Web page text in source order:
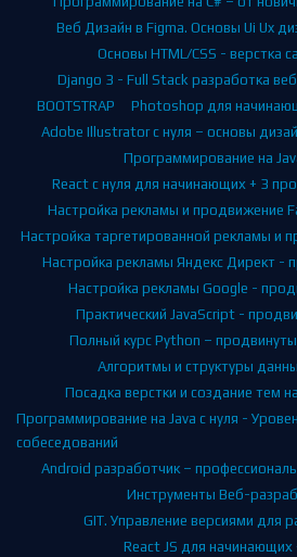
Веб Дизайн в Figma. Основы Ui Ux
Основы HTML/CSS - верстка
Django 3 - Full Stack разработка
BOOTSTRAP
Photoshop для
Adobe Illustrator с нуля – основы
Программирование на
React с нуля для начинающих + 3
Настройка рекламы и продвижение
Настройка таргетированной рекламы и
Настройка рекламы Яндекс Директ -
Настройка рекламы Google -
Практический JavaScript -
Полный курс Python –
Алгоритмы и структуры
Посадка верстки и создание тем
Программирование на Java с нуля -
собеседований
Android разработчик –
Инструменты Веб-
GIT. Управление версиями для
React JS для начинающих